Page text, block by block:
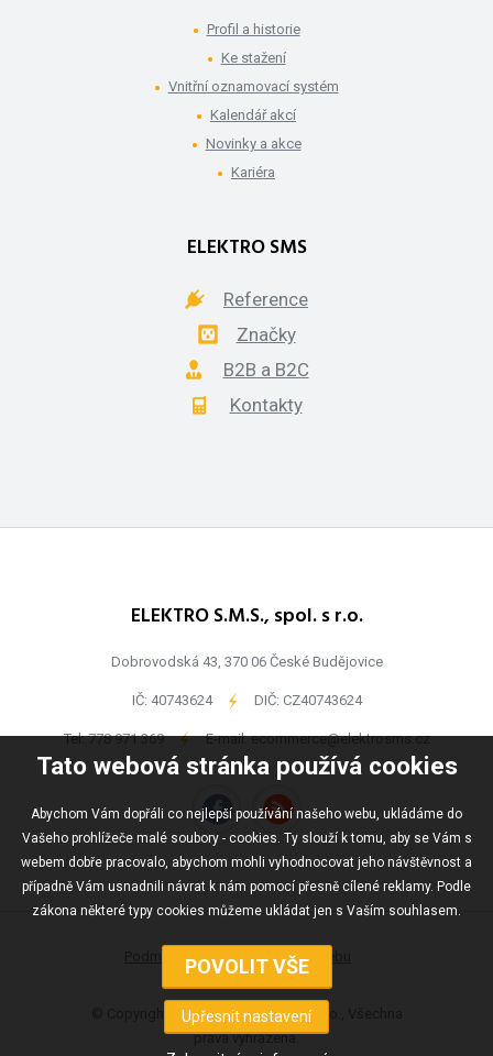
Tato webová stránka používá cookies
Abychom Vám dopřáli co nejlepší používání našeho webu, ukládáme do
Vašeho prohlížeče malé soubory - cookies. Ty slouží k tomu, aby se Vám s
webem dobře pracovalo, abychom mohli vyhodnocovat jeho návštěvnost a
případně Vám usnadnili návrat k nám pomocí přesně cílené reklamy. Podle
zákona některé typy cookies můžeme ukládat jen s Vaším souhlasem.
Profil a historie
Ke stažení
Vnitřní oznamovací systém
Kalendář akcí
Novinky a akce
Kariéra
ELEKTRO SMS
Reference
Značky
B2B a B2C
Kontakty
ELEKTRO S.M.S., spol. s r.o.
Dobrovodská 43, 370 06 České Budějovice
IČ: 40743624 - DIČ: CZ40743624
Tel:778 971 369 - E-mail:ecommerce@elektrosms.cz
Podmínky užívání Mapa webu
© Copyright ELEKTRO S.M.S., spol s r.o., Všechna
práva vyhrazena.